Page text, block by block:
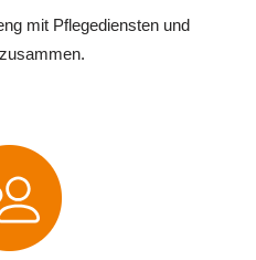
mit Pflegediensten und